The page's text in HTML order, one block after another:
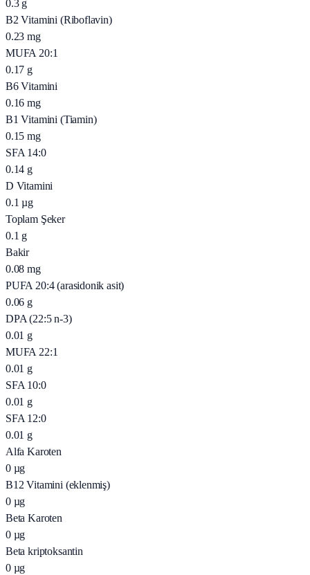
0.3 g
B2 Vitamini (Riboflavin)
0.23 mg
MUFA 20:1
0.17 g
B6 Vitamini
0.16 mg
B1 Vitamini (Tiamin)
0.15 mg
SFA 14:0
0.14 g
D Vitamini
0.1 µg
Toplam Şeker
0.1 g
Bakir
0.08 mg
PUFA 20:4 (arasidonik asit)
0.06 g
DPA (22:5 n-3)
0.01 g
MUFA 22:1
0.01 g
SFA 10:0
0.01 g
SFA 12:0
0.01 g
Alfa Karoten
0 µg
B12 Vitamini (eklenmiş)
0 µg
Beta Karoten
0 µg
Beta kriptoksantin
0 µg